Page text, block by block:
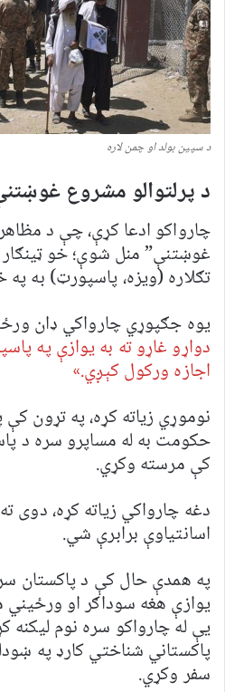
د سپین بولد او چمن لاره
د پرلتوالو مشروع
چارواکو ادعا کړې، چې د
غوښتنې” منل شوې؛ خو
تګلاره (ویزه، پاسپورټ) به
یوه جګپوړي چارواکي ډان
دواړو غاړو ته به یوازې په
اجازه ورکول کېږي.»
نوموړي زیاته کړه، په تړون
حکومت به له مساپرو سره د
کې مرسته وکړي.
دغه چارواکي زیاته کړه، دوی
اسانتیاوې برابرې شي.
په همدې حال کې د پاکستان
یوازې هغه سوداګر او
یې له چارواکو سره نوم لیکنه
پاکستاني شناختي کارډ په
سفر وکړي.